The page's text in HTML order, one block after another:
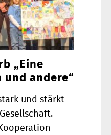
„Eine
und andere“
und stärkt